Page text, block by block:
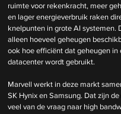
ruimte voor rekenkracht, meer
en lager energieverbruik raken
knelpunten in grote AI systemen.
alleen hoeveel geheugen
ook hoe efficiënt dat geheugen in
datacenter wordt gebruikt.
Marvell werkt in deze markt
SK Hynix en Samsung. Dat zijn
veel van de vraag naar high